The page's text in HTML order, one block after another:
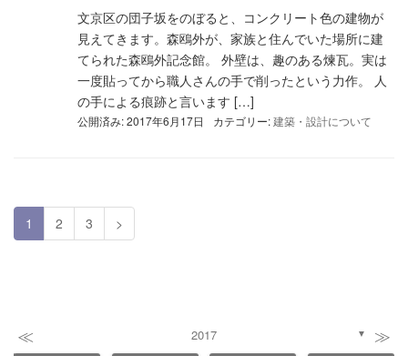
文京区の団子坂をのぼると、コンクリート色の建物が
見えてきます。森鴎外が、家族と住んでいた場所に建
てられた森鴎外記念館。 外壁は、趣のある煉瓦。実は
一度貼ってから職人さんの手で削ったという力作。 人
の手による痕跡と言います […]
公開済み: 2017年6月17日 カテゴリー:建築・設計について
1 2 3 >
≪ 2017 ▼ ≫